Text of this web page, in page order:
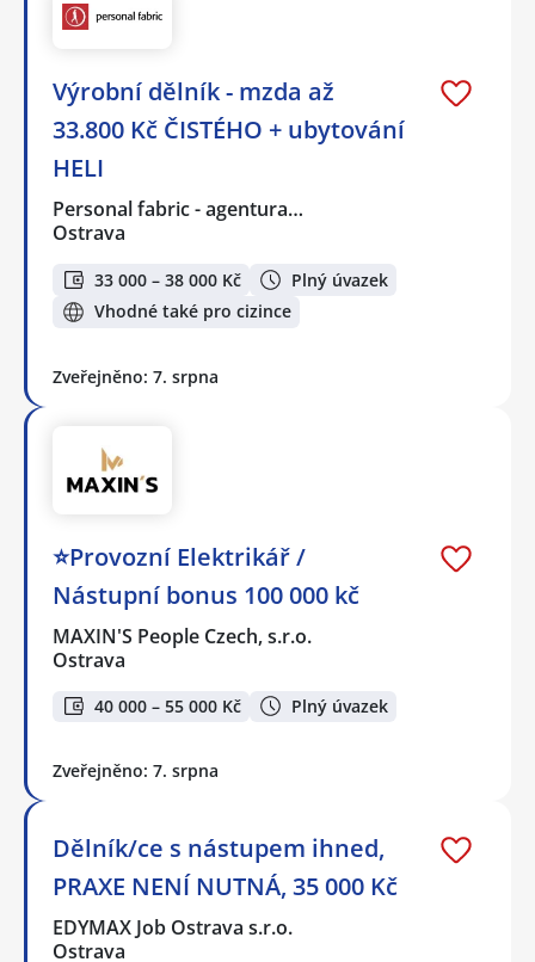
Výrobní dělník - mzda až
33.800 Kč ČISTÉHO + ubytování
HELI
Personal fabric - agentura…
Ostrava
33 000 – 38 000 Kč
Plný úvazek
Vhodné také pro cizince
Zveřejněno: 7. srpna
⭐Provozní Elektrikář /
Nástupní bonus 100 000 kč
MAXIN'S People Czech, s.r.o.
Ostrava
40 000 – 55 000 Kč Plný úvazek
Zveřejněno: 7. srpna
Dělník/ce s nástupem ihned,
PRAXE NENÍ NUTNÁ, 35 000 Kč
EDYMAX Job Ostrava s.r.o.
Ostrava